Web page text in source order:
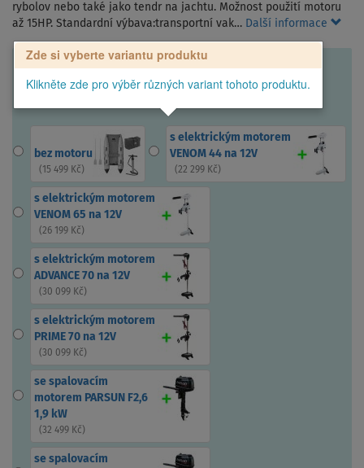
rybolov nebo také jako tendr na jachtu. Možnost použití motoru
až 15HP. Standardní výbava:transportní vak… Další informace
Zde si vyberte variantu produktu
Klikněte zde pro výběr různých variant tohoto produktu.
bez motoru
( 15 499 Kč)
s elektrickým motorem
VENOM 44 na 12V
(22 299 Kč)
s elektrickým motorem
VENOM 65 na 12V
(26 199 Kč)
s elektrickým motorem
ADVANCE 70 na 12V
(30 099 Kč)
s elektrickým motorem
PRIME 70 na 12V
(30 099 Kč)
se spalovacím
motorem PARSUN F2,6
1,9 kW
(32 499 Kč)
se spalovacím